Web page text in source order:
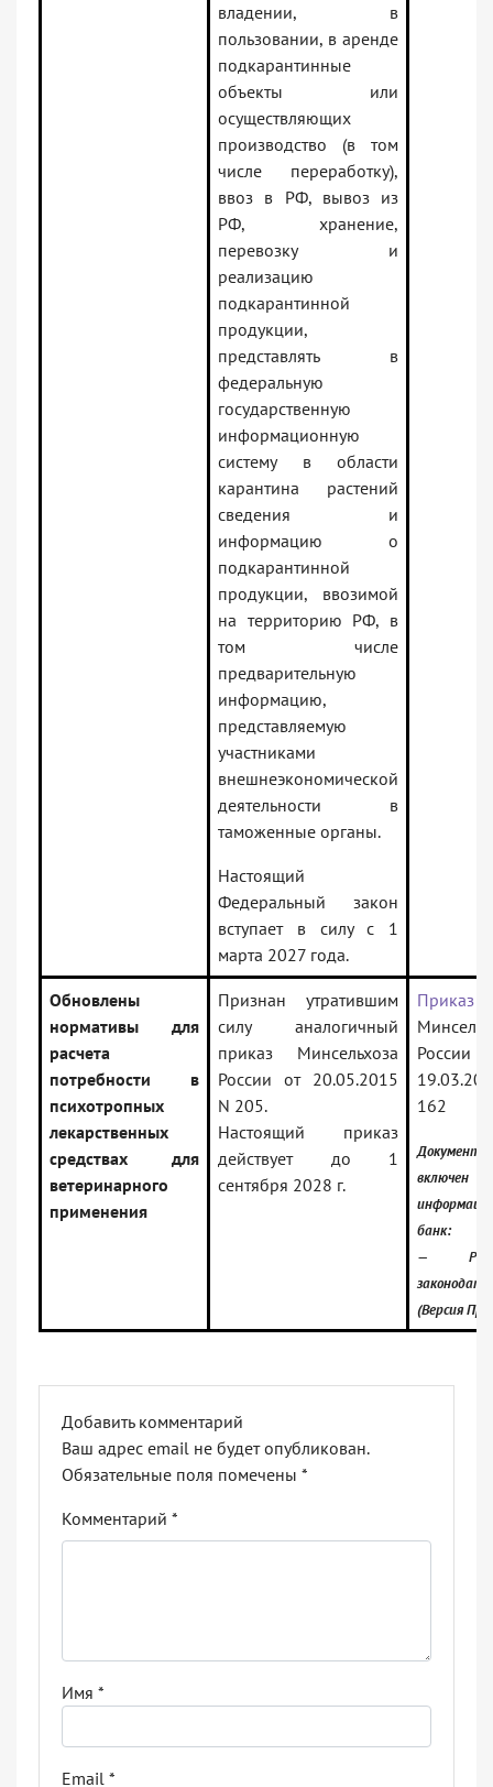
владении, в
пользовании, в аренде
подкарантинные
объекты или
осуществляющих
производство (в том
числе переработку),
ввоз в РФ, вывоз из
РФ, хранение,
перевозку и
реализацию
подкарантинной
продукции,
представлять в
федеральную
государственную
информационную
систему в области
карантина растений
сведения и
информацию о
подкарантинной
продукции, ввозимой
на территорию РФ, в
том числе
предварительную
информацию,
представляемую
участниками
внешнеэкономической
деятельности в
таможенные органы.
Настоящий
Федеральный закон
вступает в силу с 1
марта 2027 года.
Обновлены
нормативы для
расчета
потребности в
психотропных
лекарственных
средствах для
ветеринарного
применения
Признан утратившим
силу аналогичный
приказ Минсельхоза
России от 20.05.2015
N 205.
Настоящий приказ
действует до 1
сентября 2028 г.
Приказ
162
Документ
банк:
—
(Версия
Добавить комментарий
Ваш адрес email не будет опубликован.
Обязательные поля помечены *
Комментарий *
Имя *
Email *